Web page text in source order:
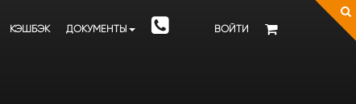
ВОЙТИ
КЭШБЭК ДОКУМЕНТЫ